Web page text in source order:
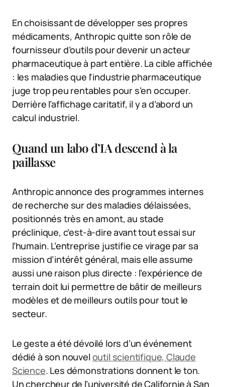
En choisissant de développer ses propres
médicaments, Anthropic quitte son rôle de
fournisseur d’outils pour devenir un acteur
pharmaceutique à part entière. La cible affichée
: les maladies que l’industrie pharmaceutique
juge trop peu rentables pour s’en occuper.
Derrière l’affichage caritatif, il y a d’abord un
calcul industriel.
Quand un labo d’IA descend à la
paillasse
Anthropic annonce des programmes internes
de recherche sur des maladies délaissées,
positionnés très en amont, au stade
préclinique, c’est-à-dire avant tout essai sur
l’humain. L’entreprise justifie ce virage par sa
mission d’intérêt général, mais elle assume
aussi une raison plus directe : l’expérience de
terrain doit lui permettre de bâtir de meilleurs
modèles et de meilleurs outils pour tout le
secteur.
Le geste a été dévoilé lors d’un événement
dédié à son nouvel outil scientifique, Claude
Science. Les démonstrations donnent le ton.
Un chercheur de l’université de Californie à San